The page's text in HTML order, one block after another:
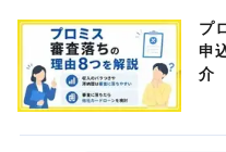
プ
申
介